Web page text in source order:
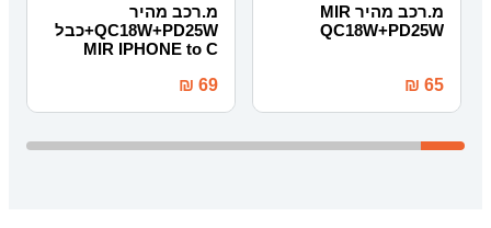
מ.רכב מהיר MIR
QC18W+PD25W
₪ 65
מ.רכב מהיר
QC18W+PD25W+כבל
MIR IPHONE to C
₪ 69